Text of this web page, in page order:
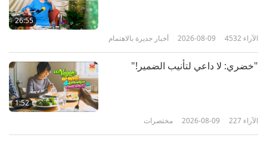
2026-06-26
26:55
أخبار جديرة بالاهتمام 2026-08-09 4532 الآراء
1:52
"خضري: لا داعي لتأنيب الضمير!"
مختصرات 2026-08-09 227 الآراء